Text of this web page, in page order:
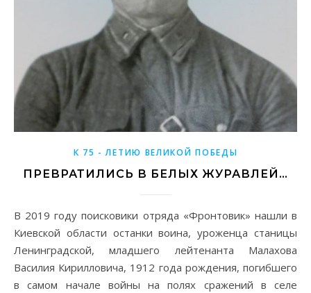
К 75 - ЛЕТИЮ ВЕЛИКОЙ ПОБЕДЫ
ПРЕВРАТИЛИСЬ В БЕЛЫХ ЖУРАВЛЕЙ…
В 2019 году поисковики отряда «Фронтовик» нашли в
Киевской области останки воина, уроженца станицы
Ленинградской, младшего лейтенанта Малахова
Василия Кирилловича, 1912 года рождения, погибшего
в самом начале войны на полях сражений в селе